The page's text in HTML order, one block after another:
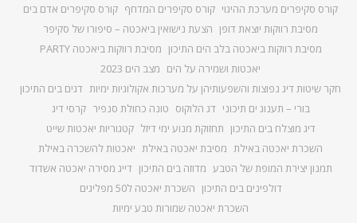
קורס סקיפרים מערכת ההיגוי קורס סקיפרים המדחף קורס סקיפרים אדם בים
מסיבת רווקות יוצאת דופן הצעת נישואין ביאכטה – סיפורו של סקיפר
מסיבת רווקות ביאכטה בלב הים התיכון מסיבת רווקות ביאכטה PARTY
יאכטות ושמירה על הים מצב הים 2023
חקר שיטות דיג נפוצות והשפעותיהן על מערכות אקולוגיות ימיות דגים בים התיכון
בורי – תענוג ים תיכוני דג הלוקוס טונה כחולת סנפיר קרסי דיג
דיג מוצלח בים התיכון תחזוקת מנוע ימי דיזל קטגוריות יאכטות שייט
השכרת יאכטה באילת מסיבת יאכטה באילת יאכטות להשכרה באילת
תמנון יצירת המופת של הטבע מדוזה בים התיכון דייג מסירה יאכטה אשדוד
דולפינים בים התיכון השכרת יאכטה ל50 מפליגים
השכרת יאכטה שמורות טבע ימיות